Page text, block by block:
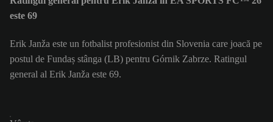
este 69
Erik Janža este un fotbalist profesionist din Slovenia care joacă pe
postul de Fundaș stânga (LB) pentru Górnik Zabrze. Ratingul
general al Erik Janža este 69.